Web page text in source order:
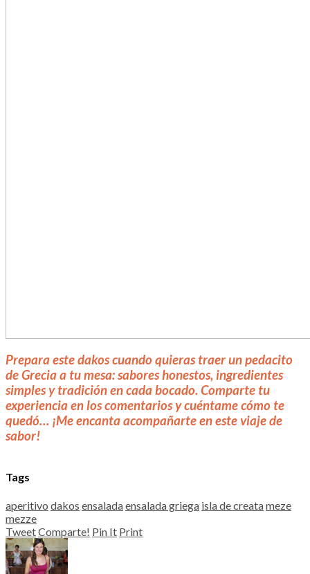
Prepara este dakos cuando quieras traer un pedacito
de Grecia a tu mesa: sabores honestos, ingredientes
simples y tradición en cada bocado. Comparte tu
experiencia en los comentarios y cuéntame cómo te
quedó… ¡Me encanta acompañarte en este viaje de
sabor!
Tags
aperitivo dakos ensaladaensalada griega isla de creatameze
mezze
TweetComparte! Pin It Print